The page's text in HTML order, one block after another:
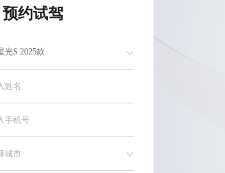
预约试驾